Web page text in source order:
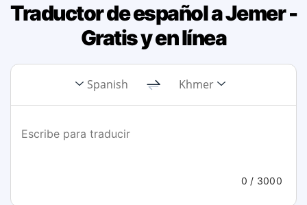
Traductor de español a Jemer -
Gratis y en línea
Spanish Khmer
0 / 3000